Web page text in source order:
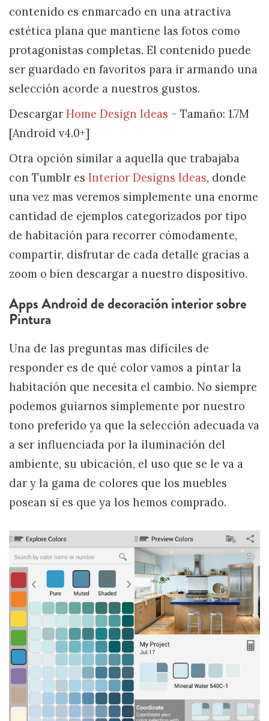
contenido es enmarcado en una atractiva
estética plana que mantiene las fotos como
protagonistas completas. El contenido puede
ser guardado en favoritos para ir armando una
selección acorde a nuestros gustos.
Descargar Home Design Ideas – Tamaño: 1.7M
[Android v4.0+]
Otra opción similar a aquella que trabajaba
con Tumblr es Interior Designs Ideas, donde
una vez mas veremos simplemente una enorme
cantidad de ejemplos categorizados por tipo
de habitación para recorrer cómodamente,
compartir, disfrutar de cada detalle gracias a
zoom o bien descargar a nuestro dispositivo.
Apps Android de decoración interior sobre
Pintura
Una de las preguntas mas difíciles de
responder es de qué color vamos a pintar la
habitación que necesita el cambio. No siempre
podemos guiarnos simplemente por nuestro
tono preferido ya que la selección adecuada va
a ser influenciada por la iluminación del
ambiente, su ubicación, el uso que se le va a
dar y la gama de colores que los muebles
posean si es que ya los hemos comprado.